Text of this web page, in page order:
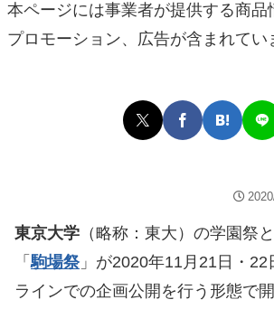
本ページには事業者が提供する商品
プロモーション、広告が含まれてい
東京大学 （略称：東大）の学園祭
「駒場祭」が2020年11月21日・22
ラインでの企画公開を行う形態で